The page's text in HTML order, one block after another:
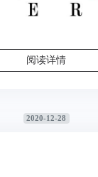
阅读详情
2020-12-28